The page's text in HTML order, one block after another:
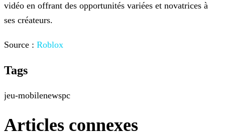
vidéo en offrant des opportunités variées et novatrices à
ses créateurs.
Source : Roblox
Tags
jeu-mobilenewspc
Articles connexes